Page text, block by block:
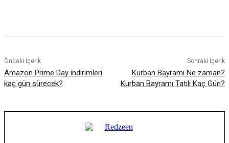
Önceki İçerik
Amazon Prime Day indirimleri
kaç gün sürecek?
Sonraki İçerik
Kurban Bayramı Ne zaman?
Kurban Bayramı Tatili Kaç Gün?